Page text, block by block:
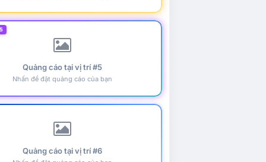
Quảng cáo tại vị trí #5
Nhấn để đặt quảng cáo của bạn
Quảng cáo tại vị trí #6